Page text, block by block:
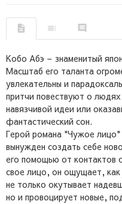
Кобо Абэ – знаменитый
Масштаб его таланта
увлекательны и
притчи повествуют о
навязчивой идеи или
фантастический сон.
Герой романа "Чужое лицо"
вынужден создать себе
его помощью от контактов
свое лицо, он ощущает, как
не только окутывает
но и провоцирует новые,